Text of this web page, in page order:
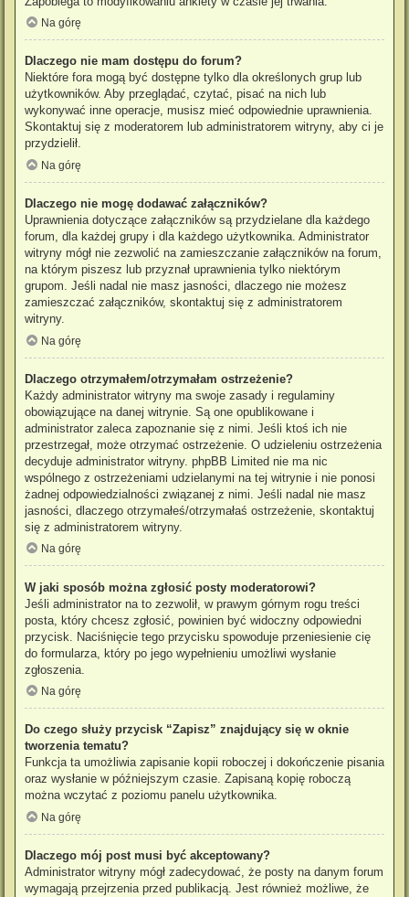
Na górę
Dlaczego nie mam dostępu do forum?
Niektóre fora mogą być dostępne tylko dla określonych grup lub
użytkowników. Aby przeglądać, czytać, pisać na nich lub
wykonywać inne operacje, musisz mieć odpowiednie uprawnienia.
Skontaktuj się z moderatorem lub administratorem witryny, aby ci je
przydzielił.
Na górę
Dlaczego nie mogę dodawać załączników?
Uprawnienia dotyczące załączników są przydzielane dla każdego
forum, dla każdej grupy i dla każdego użytkownika. Administrator
witryny mógł nie zezwolić na zamieszczanie załączników na forum,
na którym piszesz lub przyznał uprawnienia tylko niektórym
grupom. Jeśli nadal nie masz jasności, dlaczego nie możesz
zamieszczać załączników, skontaktuj się z administratorem
witryny.
Na górę
Dlaczego otrzymałem/otrzymałam ostrzeżenie?
Każdy administrator witryny ma swoje zasady i regulaminy
obowiązujące na danej witrynie. Są one opublikowane i
administrator zaleca zapoznanie się z nimi. Jeśli ktoś ich nie
przestrzegał, może otrzymać ostrzeżenie. O udzieleniu ostrzeżenia
decyduje administrator witryny. phpBB Limited nie ma nic
wspólnego z ostrzeżeniami udzielanymi na tej witrynie i nie ponosi
żadnej odpowiedzialności związanej z nimi. Jeśli nadal nie masz
jasności, dlaczego otrzymałeś/otrzymałaś ostrzeżenie, skontaktuj
się z administratorem witryny.
Na górę
W jaki sposób można zgłosić posty moderatorowi?
Jeśli administrator na to zezwolił, w prawym górnym rogu treści
posta, który chcesz zgłosić, powinien być widoczny odpowiedni
przycisk. Naciśnięcie tego przycisku spowoduje przeniesienie cię
do formularza, który po jego wypełnieniu umożliwi wysłanie
zgłoszenia.
Na górę
Do czego służy przycisk “Zapisz” znajdujący się w oknie
tworzenia tematu?
Funkcja ta umożliwia zapisanie kopii roboczej i dokończenie pisania
oraz wysłanie w późniejszym czasie. Zapisaną kopię roboczą
można wczytać z poziomu panelu użytkownika.
Na górę
Dlaczego mój post musi być akceptowany?
Administrator witryny mógł zadecydować, że posty na danym forum
wymagają przejrzenia przed publikacją. Jest również możliwe, że